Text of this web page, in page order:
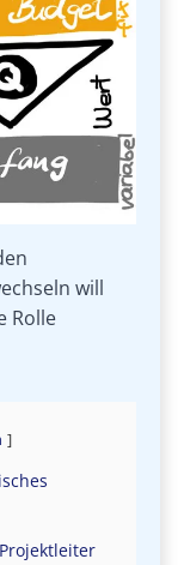
will
Rolle